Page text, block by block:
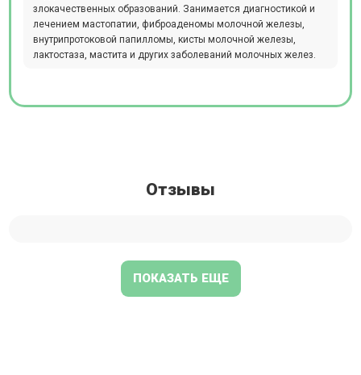
злокачественных образований. Занимается диагностикой и
лечением мастопатии, фиброаденомы молочной железы,
внутрипротоковой папилломы, кисты молочной железы,
лактостаза, мастита и других заболеваний молочных желез.
Отзывы
ПОКАЗАТЬ ЕЩЕ